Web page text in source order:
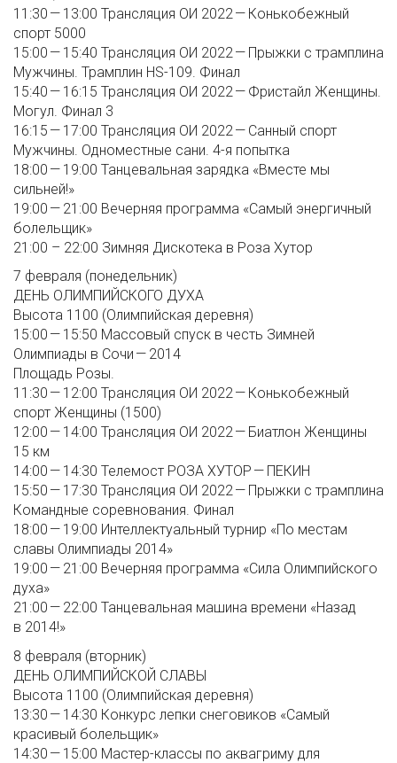
11:30 — 13:00 Трансляция ОИ 2022 — Конькобежный
спорт 5000
15:00 — 15:40 Трансляция ОИ 2022 — Прыжки с трамплина
Мужчины. Трамплин HS-109. Финал
15:40 — 16:15 Трансляция ОИ 2022 — Фристайл Женщины.
Могул. Финал 3
16:15 — 17:00 Трансляция ОИ 2022 — Санный спорт
Мужчины. Одноместные сани. 4-я попытка
18:00 — 19:00 Танцевальная зарядка «Вместе мы
сильней!»
19:00 — 21:00 Вечерняя программа «Самый энергичный
болельщик»
21:00 – 22:00 Зимняя Дискотека в Роза Хутор
7 февраля (понедельник)
ДЕНЬ ОЛИМПИЙСКОГО ДУХА
Высота 1100 (Олимпийская деревня)
15:00 — 15:50 Массовый спуск в честь Зимней
Олимпиады в Сочи — 2014
Площадь Розы.
11:30 — 12:00 Трансляция ОИ 2022 — Конькобежный
спорт Женщины (1500)
12:00 — 14:00 Трансляция ОИ 2022 — Биатлон Женщины
15 км
14:00 — 14:30 Телемост РОЗА ХУТОР — ПЕКИН
15:50 — 17:30 Трансляция ОИ 2022 — Прыжки с трамплина
Командные соревнования. Финал
18:00 — 19:00 Интеллектуальный турнир «По местам
славы Олимпиады 2014»
19:00 — 21:00 Вечерняя программа «Сила Олимпийского
духа»
21:00 — 22:00 Танцевальная машина времени «Назад
в 2014!»
8 февраля (вторник)
ДЕНЬ ОЛИМПИЙСКОЙ СЛАВЫ
Высота 1100 (Олимпийская деревня)
13:30 — 14:30 Конкурс лепки снеговиков «Самый
красивый болельщик»
14:30 — 15:00 Мастер-классы по аквагриму для